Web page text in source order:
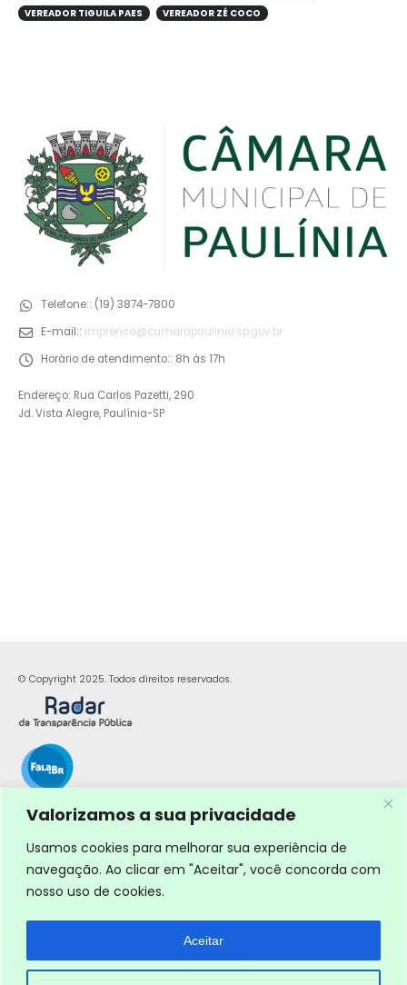
Valorizamos a sua privacidade
Usamos cookies para melhorar sua experiência de
navegação. Ao clicar em "Aceitar", você concorda com
nosso uso de cookies.
Aceitar
VEREADOR TIGUILA PAES
VEREADOR ZÉ COCO
Telefone:: (19) 3874-7800
E-mail:: imprensa@camarapaulinia.sp.gov.br
Horário de atendimento:: 8h às 17h
Endereço: Rua Carlos Pazetti, 290
Jd. Vista Alegre, Paulínia-SP
© Copyright 2025. Todos direitos reservados.